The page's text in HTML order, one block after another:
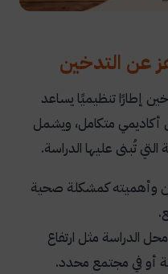
عن التدخين
إطارًا تنظيميًا يساعد
متكامل، ويشمل
تُبنى عليها الدراسة.
وأهميته كمشكلة صحية
الدراسة مثل ارتفاع
أو في مجتمع محدد.